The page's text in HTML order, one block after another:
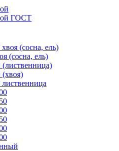
ГОСТ
(сосна, ель)
(сосна, ель)